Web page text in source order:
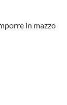
in mazzo